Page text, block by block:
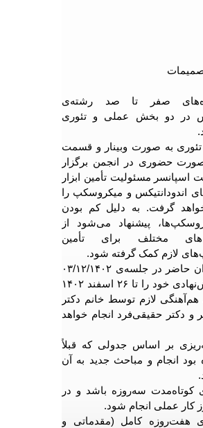
صفر تا صد رشته‌ی
در دو بخش عملی و تئوری
تئوری به صورت وبینار و قسمت
حضوری در انجمن برگزار
مسئولیت تأمین ابزار
اندودانتیکس و میکروسکپ را
گرفت. به دلیل کم بودن
پیشنهاد می‌شود از
مختلف برای تأمین
لازم کمک گرفته شود.
۲.۲. استادان حاضر در جلسه‌ی ۰۳/۱۲/۱۴۰۲
مباحث پیش‌نهادی خود را تا ۲۶ اسفند ۱۴۰۲
هم‌آهنگی لازم توسط خانم دکتر
و دکتر حقیقی‌فرد انجام خواهد
بر اساس جدولی که قبلاً
بود انجام و مباحث جدید به آن
کوتاه‌مدت سه‌روزه باشد و در
کار عملی انجام شود.
هفت‌روزه کامل (مقدماتی و